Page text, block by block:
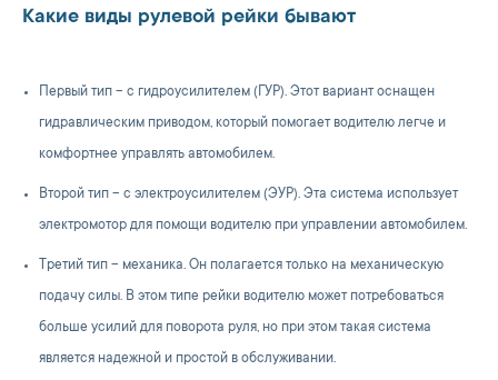
Какие виды рулевой рейки бывают
Первый тип – с гидроусилителем (ГУР). Этот вариант оснащен
гидравлическим приводом, который помогает водителю легче и
комфортнее управлять автомобилем.
Второй тип – с электроусилителем (ЭУР). Эта система использует
электромотор для помощи водителю при управлении автомобилем.
Третий тип – механика. Он полагается только на механическую
подачу силы. В этом типе рейки водителю может потребоваться
больше усилий для поворота руля, но при этом такая система
является надежной и простой в обслуживании.